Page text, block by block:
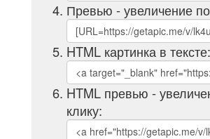
Превью - увеличение
HTML картинка в тексте:
HTML превью -
клику: